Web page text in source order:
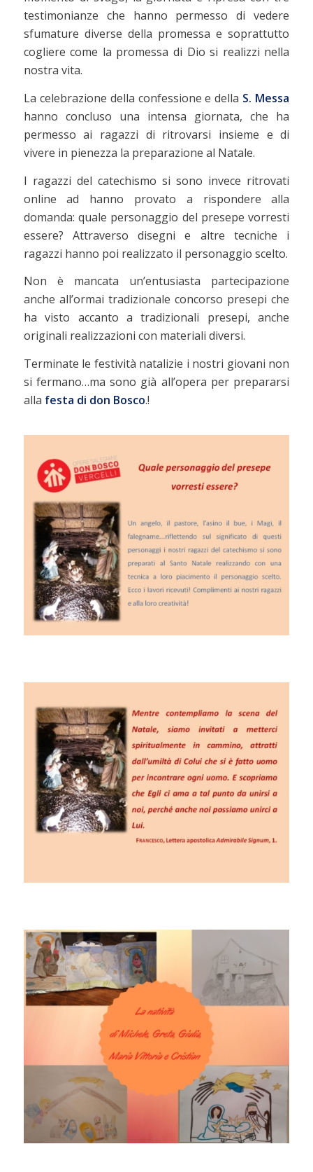
testimonianze che hanno permesso di vedere
sfumature diverse della promessa e soprattutto
cogliere come la promessa di Dio si realizzi nella
nostra vita.
La celebrazione della confessione e della S. Messa
hanno concluso una intensa giornata, che ha
permesso ai ragazzi di ritrovarsi insieme e di
vivere in pienezza la preparazione al Natale.
I ragazzi del catechismo si sono invece ritrovati
online ad hanno provato a rispondere alla
domanda: quale personaggio del presepe vorresti
essere? Attraverso disegni e altre tecniche i
ragazzi hanno poi realizzato il personaggio scelto.
Non è mancata un’entusiasta partecipazione
anche all’ormai tradizionale concorso presepi che
ha visto accanto a tradizionali presepi, anche
originali realizzazioni con materiali diversi.
Terminate le festività natalizie i nostri giovani non
si fermano…ma sono già all’opera per prepararsi
alla festa di don Bosco.!